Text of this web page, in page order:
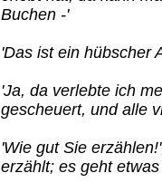
Buchen -'
'Das ist ein hübscher
'Ja, da verlebte ich
gescheuert, und alle
'Wie gut Sie
erzählt; es geht